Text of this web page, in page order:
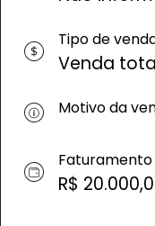
Tipo de
Venda
Motivo da
R$